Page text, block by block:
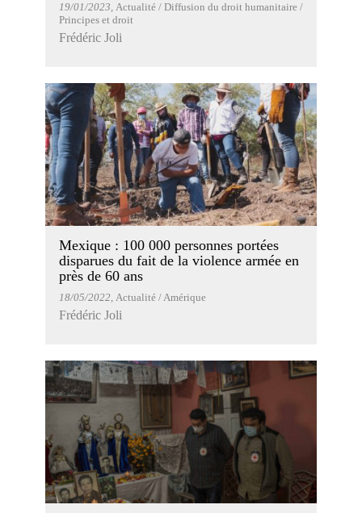
19/01/2023, Actualité / Diffusion du droit humanitaire /
Principes et droit
Frédéric Joli
Mexique : 100 000 personnes portées
disparues du fait de la violence armée en
près de 60 ans
18/05/2022, Actualité / Amérique
Frédéric Joli